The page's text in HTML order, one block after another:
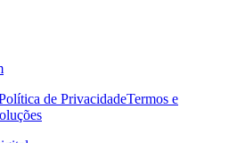
de PrivacidadeTermos e